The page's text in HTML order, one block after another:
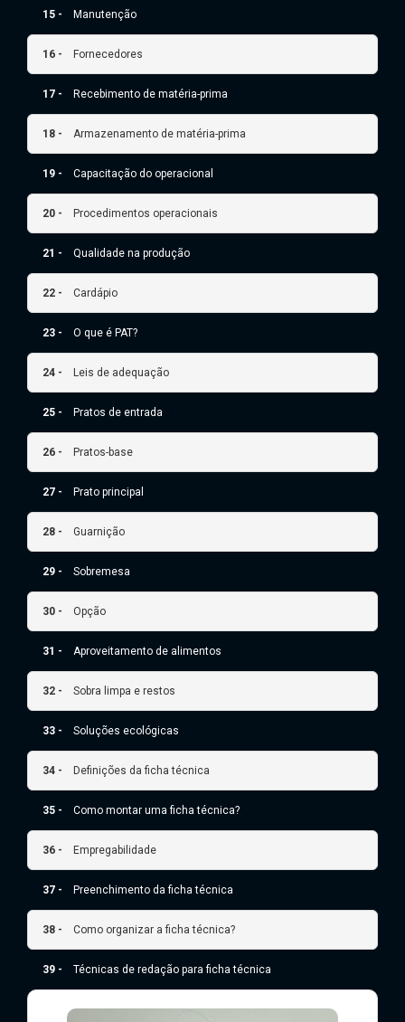
15 - Manutenção
16 - Fornecedores
17 - Recebimento de matéria-prima
18 - Armazenamento de matéria-prima
19 - Capacitação do operacional
20 - Procedimentos operacionais
21 - Qualidade na produção
22 - Cardápio
23 - O que é PAT?
24 - Leis de adequação
25 - Pratos de entrada
26 - Pratos-base
27 - Prato principal
28 - Guarnição
29 - Sobremesa
30 - Opção
31 - Aproveitamento de alimentos
32 - Sobra limpa e restos
33 - Soluções ecológicas
34 - Definições da ficha técnica
35 - Como montar uma ficha técnica?
36 - Empregabilidade
37 - Preenchimento da ficha técnica
38 - Como organizar a ficha técnica?
39 - Técnicas de redação para ficha técnica